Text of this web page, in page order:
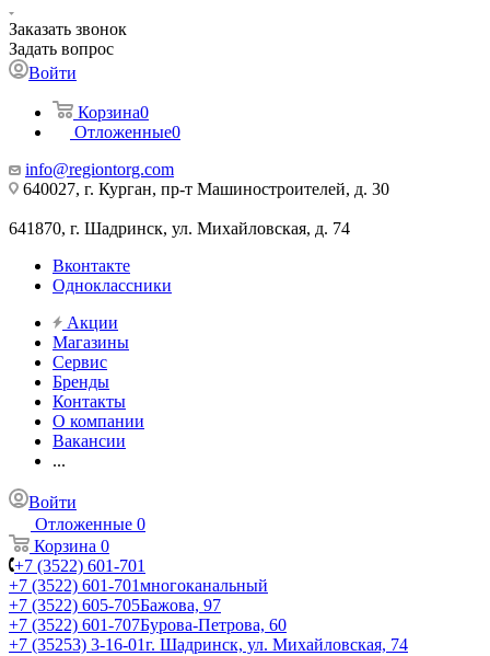
Заказать звонок
Задать вопрос
Войти
Корзина0
Отложенные0
info@regiontorg.com
640027, г. Курган, пр-т Машиностроителей, д. 30
641870, г. Шадринск, ул. Михайловская, д. 74
Вконтакте
Одноклассники
Акции
Магазины
Сервис
Бренды
Контакты
О компании
Вакансии
...
Войти
Отложенные 0
Корзина 0
+7 (3522) 601-701
+7 (3522) 601-701многоканальный
+7 (3522) 605-705Бажова, 97
+7 (3522) 601-707Бурова-Петрова, 60
+7 (35253) 3-16-01г. Шадринск, ул. Михайловская, 74